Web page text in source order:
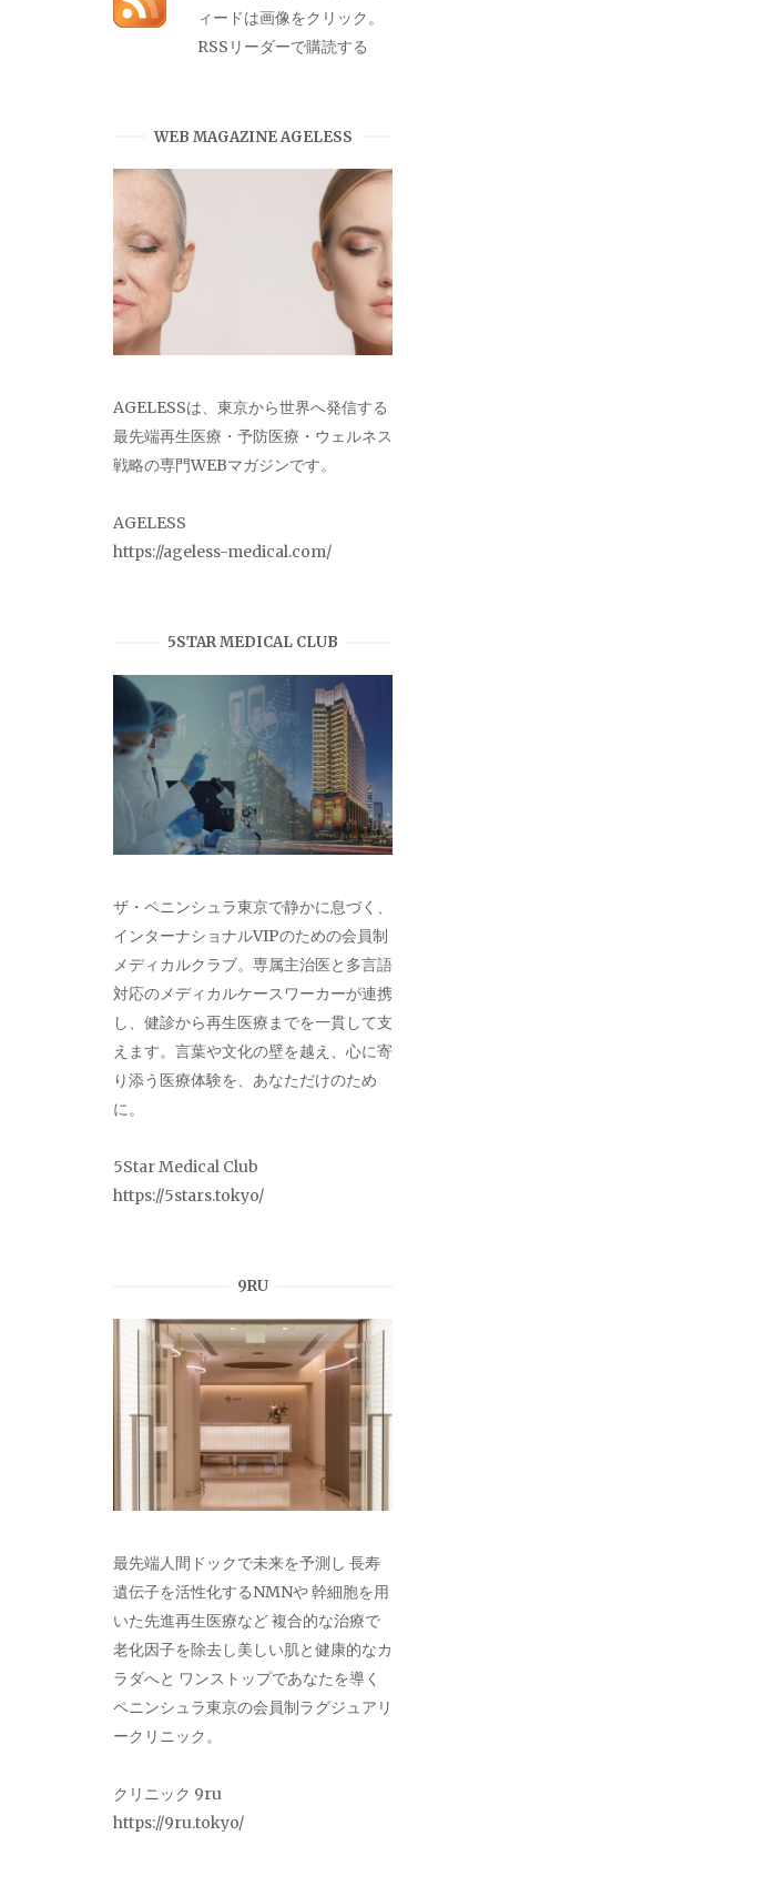
ィードは画像をクリック。
RSSリーダーで購読する
WEB MAGAZINE AGELESS
AGELESSは、東京から世界へ発信する
最先端再生医療・予防医療・ウェルネス
戦略の専門WEBマガジンです。
AGELESS
https://ageless-medical.com/
5STAR MEDICAL CLUB
ザ・ペニンシュラ東京で静かに息づく、
インターナショナルVIPのための会員制
メディカルクラブ。専属主治医と多言語
対応のメディカルケースワーカーが連携
し、健診から再生医療までを一貫して支
えます。言葉や文化の壁を越え、心に寄
り添う医療体験を、あなただけのため
に。
5Star Medical Club
https://5stars.tokyo/
9RU
最先端人間ドックで未来を予測し 長寿
遺伝子を活性化するNMNや 幹細胞を用
いた先進再生医療など 複合的な治療で
老化因子を除去し美しい肌と健康的なカ
ラダへと ワンストップであなたを導く
ペニンシュラ東京の会員制ラグジュアリ
ークリニック。
クリニック 9ru
https://9ru.tokyo/